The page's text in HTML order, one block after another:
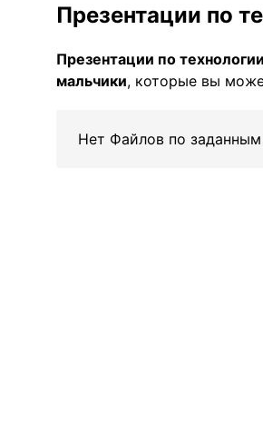
Презентации по
Презентации по
мальчики, которые вы
Нет Файлов по